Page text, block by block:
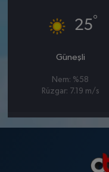
25°
Güneşli
Nem: %58
Rüzgar: 7.19 m/s